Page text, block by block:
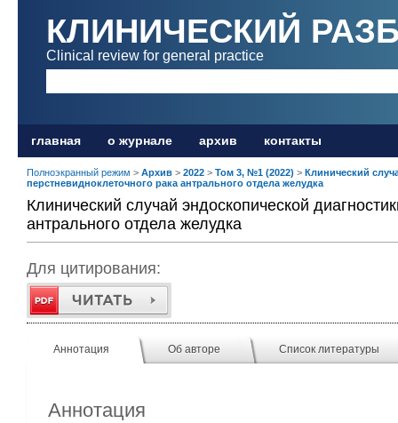
КЛИНИЧЕСКИЙ
Clinical review for general practice
главная о журнале архив контакты
Полноэкранный режим > Архив > 2022 > Том 3, №1 (2022) > Клинический
перстневидноклеточного рака антрального отдела желудка
Клинический случай эндоскопической
антрального отдела желудка
Для цитирования:
Аннотация Об авторе Список литературы
Аннотация